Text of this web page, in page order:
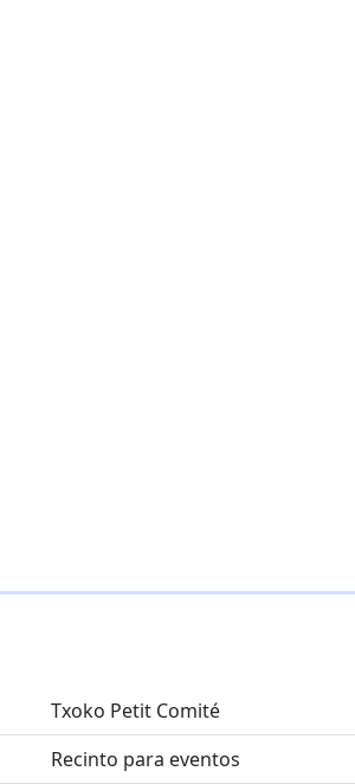
Txoko Petit Comité
Recinto para eventos